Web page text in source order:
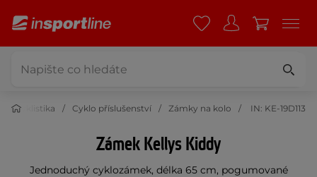
Cyklistika Cyklo příslušenství Zámky na kolo IN: KE-19D113
Zámek Kellys Kiddy
Jednoduchý cyklozámek, délka 65 cm, pogumované